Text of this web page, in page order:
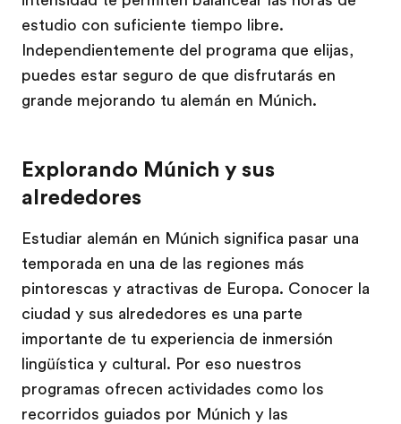
estudio con suficiente tiempo libre.
Independientemente del programa que elijas,
puedes estar seguro de que disfrutarás en
grande mejorando tu alemán en Múnich.
Explorando Múnich y sus
alrededores
Estudiar alemán en Múnich significa pasar una
temporada en una de las regiones más
pintorescas y atractivas de Europa. Conocer la
ciudad y sus alrededores es una parte
importante de tu experiencia de inmersión
lingüística y cultural. Por eso nuestros
programas ofrecen actividades como los
recorridos guiados por Múnich y las